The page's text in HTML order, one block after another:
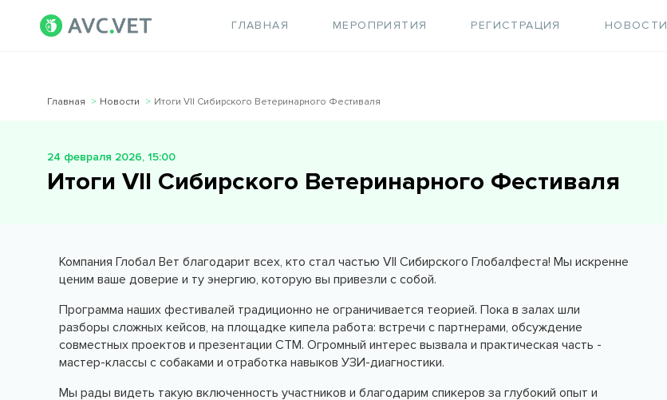
ГЛАВНАЯ МЕРОПРИЯТИЯ РЕГИСТРАЦИЯ НОВОСТИ
Главная Новости Итоги VII Сибирского Ветеринарного Фестиваля
24 февраля 2026, 15:00
Итоги VII Сибирского Ветеринарного Фестиваля
Компания Глобал Вет благодарит всех, кто стал частью VII Сибирского Глобалфеста! Мы искренне
ценим ваше доверие и ту энергию, которую вы привезли с собой.
Программа наших фестивалей традиционно не ограничивается теорией. Пока в залах шли
разборы сложных кейсов, на площадке кипела работа: встречи с партнерами, обсуждение
совместных проектов и презентации СТМ. Огромный интерес вызвала и практическая часть -
мастер-классы с собаками и отработка навыков УЗИ-диагностики.
Мы рады видеть такую включенность участников и благодарим спикеров за глубокий опыт и